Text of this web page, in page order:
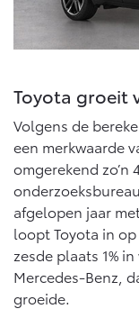
Vanaf € 39.995,-
Toyota C-HR+
BATTERIJ-
10 jaar Toyota
10 jaar
Onderdelen &
Onderdelen
Accessoires
Banden
Connected
Energie en slim
Toyota
Toyota Hybride
Bedrijfswagens
Financieren of
Verzekeren
Toyota groeit
Volgens de
een merkwaarde
omgerekend
afgelopen jaar
loopt Toyota in
zesde plaats 1%
Mercedes-Benz,
groeide.